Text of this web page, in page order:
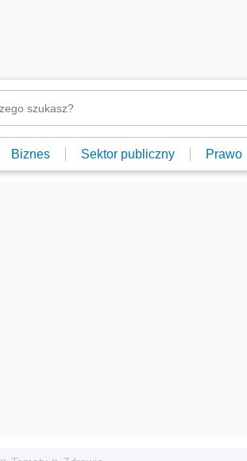
Biznes Sektor publiczny Prawo